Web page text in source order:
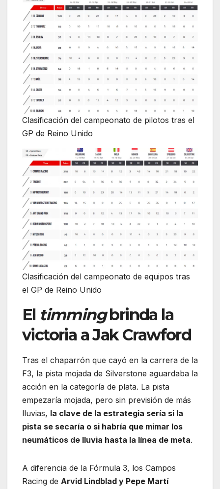
Clasificación del campeonato de pilotos tras el
GP de Reino Unido
Clasificación del campeonato de equipos tras
el GP de Reino Unido
El timmingbrinda la
victoria a Jak Crawford
Tras el chaparrón que cayó en la carrera de la
F3, la pista mojada de Silverstone aguardaba la
acción en la categoría de plata. La pista
empezaría mojada, pero sin previsión de más
lluvias, la clave de la estrategia sería si la
pista se secaría o si habría que mimar los
neumáticos de lluvia hasta la línea de meta.
A diferencia de la Fórmula 3, los Campos
Racing de Arvid Lindblad y Pepe Martí